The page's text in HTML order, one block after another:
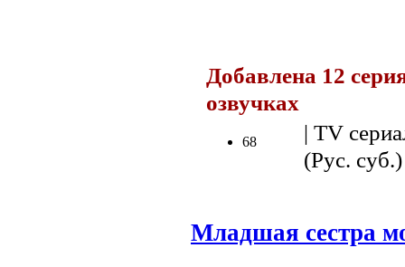
Добавлена 12
озвучках
68
| TV
(Рус.
Младшая сестра